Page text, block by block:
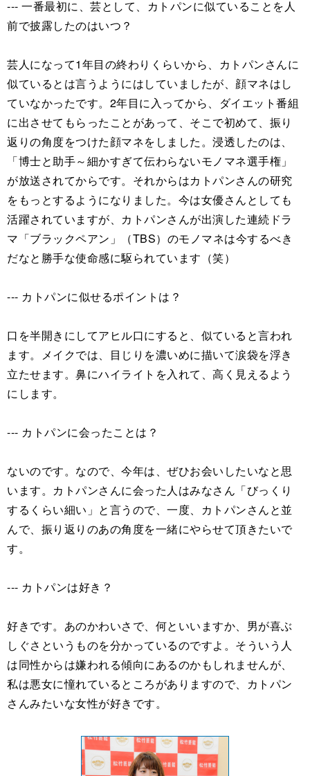
--- 一番最初に、芸として、カトパンに似ていることを人
前で披露したのはいつ？
芸人になって1年目の終わりくらいから、カトパンさんに
似ているとは言うようにはしていましたが、顔マネはし
ていなかったです。2年目に入ってから、ダイエット番組
に出させてもらったことがあって、そこで初めて、振り
返りの角度をつけた顔マネをしました。浸透したのは、
「博士と助手～細かすぎて伝わらないモノマネ選手権」
が放送されてからです。それからはカトパンさんの研究
をもっとするようになりました。今は女優さんとしても
活躍されていますが、カトパンさんが出演した連続ドラ
マ「ブラックペアン」（TBS）のモノマネは今するべき
だなと勝手な使命感に駆られています（笑）
--- カトパンに似せるポイントは？
口を半開きにしてアヒル口にすると、似ていると言われ
ます。メイクでは、目じりを濃いめに描いて涙袋を浮き
立たせます。鼻にハイライトを入れて、高く見えるよう
にします。
--- カトパンに会ったことは？
ないのです。なので、今年は、ぜひお会いしたいなと思
います。カトパンさんに会った人はみなさん「びっくり
するくらい細い」と言うので、一度、カトパンさんと並
んで、振り返りのあの角度を一緒にやらせて頂きたいで
す。
--- カトパンは好き？
好きです。あのかわいさで、何といいますか、男が喜ぶ
しぐさというものを分かっているのですよ。そういう人
は同性からは嫌われる傾向にあるのかもしれませんが、
私は悪女に憧れているところがありますので、カトパン
さんみたいな女性が好きです。